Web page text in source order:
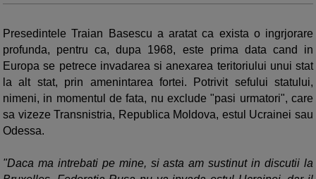
Presedintele Traian Basescu a aratat ca exista o ingrjorare
profunda, pentru ca, dupa 1968, este prima data cand in
Europa se petrece invadarea si anexarea teritoriului unui stat
la alt stat, prin amenintarea fortei. Potrivit sefului statului,
nimeni, in momentul de fata, nu exclude "pasi urmatori", care
sa vizeze Transnistria, Republica Moldova, estul Ucrainei sau
Odessa.
"Daca ma intrebati pe mine, si asta am sustinut in discutii la